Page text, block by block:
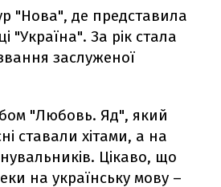
"Нова", де представила
За рік стала
заслуженої
"Любовь. Яд", який
ставали хітами, а на
Цікаво, що
на українську мову –